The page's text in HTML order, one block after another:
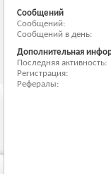
Сообщений
Сообщений
Сообщений в день
Дополнительная
Последняя активность
Регистрация
Рефералы